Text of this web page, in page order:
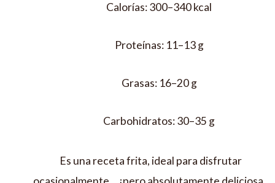
Calorías: 300–340 kcal
Proteínas: 11–13 g
Grasas: 16–20 g
Carbohidratos: 30–35 g
Es una receta frita, ideal para disfrutar